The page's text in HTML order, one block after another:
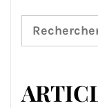
Rechercher :